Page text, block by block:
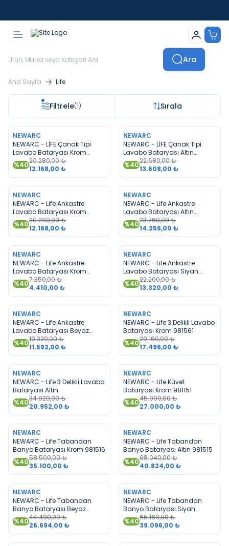
Ara
Ana Sayfa Life
Filtrele(1)
Sırala
TÜKENDI
NEWARC
NEWARC - LİFE Çanak Tipi
Lavabo Bataryası Krom
981001
%4020.280,00₺
12.168,00 ₺
TÜKENDI
NEWARC
NEWARC - LİFE Çanak Tipi
Lavabo Bataryası Altın
981008
%4022.680,00₺
13.608,00 ₺
TÜKENDI
NEWARC
NEWARC - Life Ankastre
Lavabo Bataryası Krom
981571
%4020.280,00₺
12.168,00 ₺
TÜKENDI
NEWARC
NEWARC - Life Ankastre
Lavabo Bataryası Altın
981578
%4023.760,00₺
14.256,00 ₺
TÜKENDI
NEWARC
NEWARC - Life Ankastre
Lavabo Bataryası Krom
Beyaz 981571KB
%407.350,00₺
4.410,00 ₺
TÜKENDI
NEWARC
NEWARC - Life Ankastre
Lavabo Bataryası Siyah
981571B
%4022.200,00₺
13.320,00 ₺
TÜKENDI
NEWARC
NEWARC - Life Ankastre
Lavabo Bataryası Beyaz
981571W
%4019.320,00₺
11.592,00 ₺
TÜKENDI
NEWARC
NEWARC - Life 3 Delikli Lavabo
Bataryası Krom 981561
%4029.160,00₺
17.496,00 ₺
TÜKENDI
NEWARC
NEWARC - Life 3 Delikli Lavabo
Bataryası Altın
%4034.920,00₺
20.952,00 ₺
TÜKENDI
NEWARC
NEWARC - Life Küvet
Bataryası Krom 981151
%4045.000,00₺
27.000,00 ₺
TÜKENDI
NEWARC
NEWARC - Life Tabandan
Banyo Bataryası Krom 981516
%4058.500,00₺
35.100,00 ₺
TÜKENDI
NEWARC
NEWARC - Life Tabandan
Banyo Bataryası Altın 981515
%4068.040,00₺
40.824,00 ₺
TÜKENDI
NEWARC
NEWARC - Life Tabandan
Banyo Bataryası Beyaz
981516W
%4044.490,00₺
26.694,00 ₺
TÜKENDI
NEWARC
NEWARC - Life Tabandan
Banyo Bataryası Siyah
981516B
%4065.160,00₺
39.096,00 ₺
TÜKENDI TÜKENDI